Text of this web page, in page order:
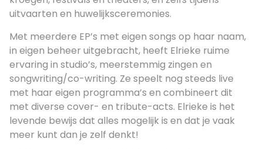
uitvaarten en huwelijksceremonies.
Met meerdere EP’s met eigen songs op haar naam,
in eigen beheer uitgebracht, heeft Elrieke ruime
ervaring in studio’s, meerstemmig zingen en
songwriting/co-writing. Ze speelt nog steeds live
met haar eigen programma’s en combineert dit
met diverse cover- en tribute-acts. Elrieke is het
levende bewijs dat alles mogelijk is en dat je vaak
meer kunt dan je zelf denkt!